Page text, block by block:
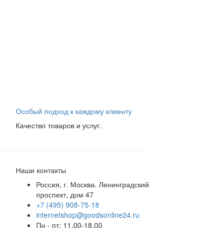
Особый подход к каждому клиенту
Качество товаров и услуг.
Наши контакты
Россия, г. Москва. Ленинградский
проспект, дом 47
+7 (495) 908-75-18
internetshop@goodsonline24.ru
Пн - пт: 11.00-18.00